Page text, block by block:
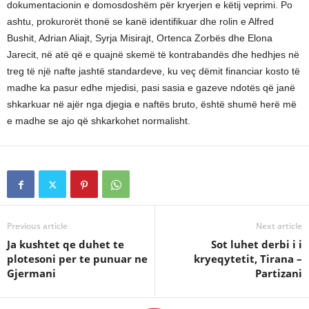
dokumentacionin e domosdoshëm për kryerjen e këtij veprimi. Po
ashtu, prokurorët thonë se kanë identifikuar dhe rolin e Alfred
Bushit, Adrian Aliajt, Syrja Misirajt, Ortenca Zorbës dhe Elona
Jarecit, në atë që e quajnë skemë të kontrabandës dhe hedhjes në
treg të një nafte jashtë standardeve, ku veç dëmit financiar kosto të
madhe ka pasur edhe mjedisi, pasi sasia e gazeve ndotës që janë
shkarkuar në ajër nga djegia e naftës bruto, është shumë herë më
e madhe se ajo që shkarkohet normalisht.
Previous article
Ja kushtet qe duhet te
plotesoni per te punuar ne
Gjermani
Next article
Sot luhet derbi i i
kryeqytetit, Tirana –
Partizani